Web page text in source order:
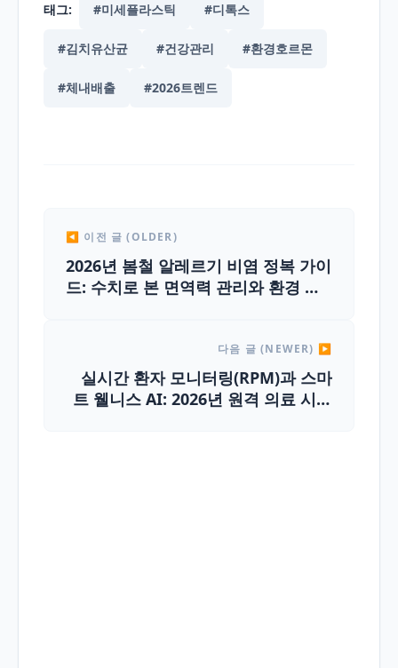
태그: #미세플라스틱 #디톡스
#김치유산균 #건강관리 #환경호르몬
#체내배출 #2026트렌드
◀ 이전 글 (OLDER)
2026년 봄철 알레르기 비염 정복 가이
드: 수치로 본 면역력 관리와 환경 케
다음 글 (NEWER) ▶
실시간 환자 모니터링(RPM)과 스마
트 웰니스 AI: 2026년 원격 의료 시대